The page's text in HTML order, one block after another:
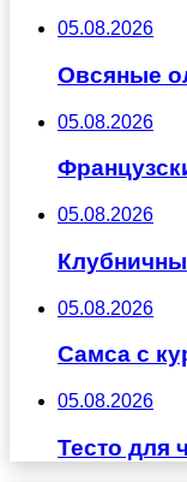
05.08.2026
Овсяные
05.08.2026
05.08.2026
05.08.2026
Самса с
05.08.2026
Тесто для